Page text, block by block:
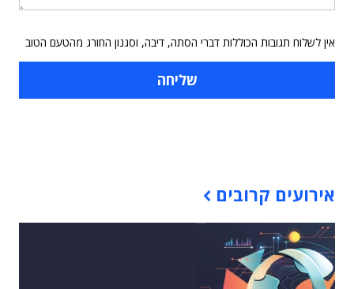
אין לשלוח תגובות הכוללות דברי הסתה, דיבה, וסגנון החורג מהטעם הטוב
אירועים קרובים